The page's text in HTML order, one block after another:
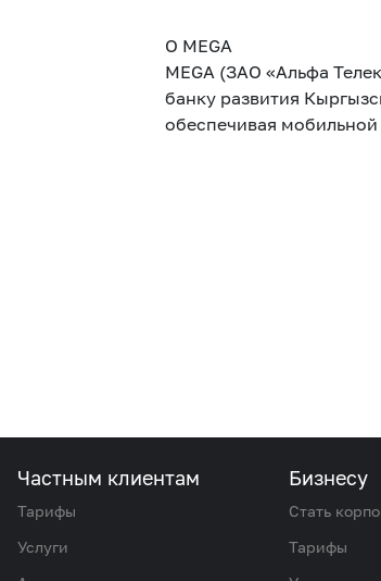
О MEGA
MEGA (ЗАО «Альфа
банку развития
обеспечивая
Частным клиентам
Тарифы
Услуги
Бизнесу
Стать
Тарифы